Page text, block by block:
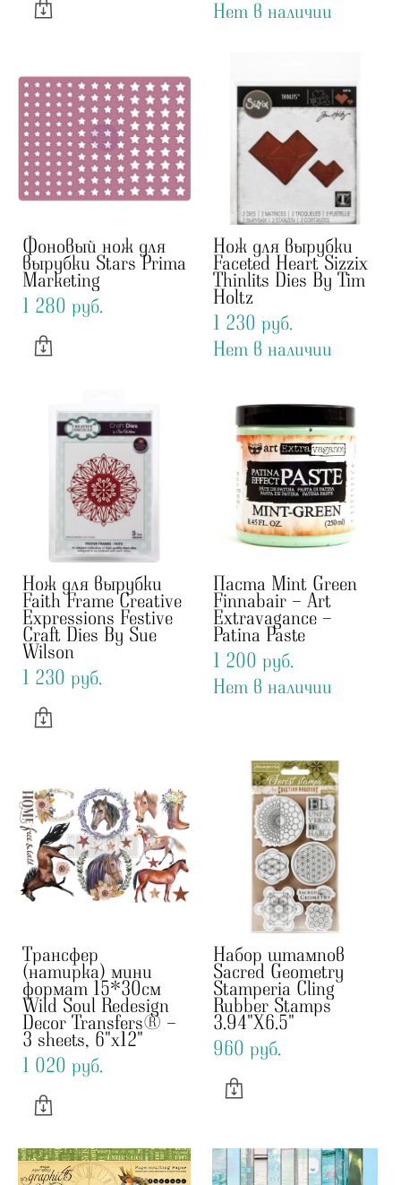
Нет в наличии
Фоновый нож для
вырубки Stars Prima
Marketing
1 280 pуб.
Нож для вырубки
Faceted Heart Sizzix
Thinlits Dies By Tim
Holtz
1 230 pуб.
Нет в наличии
Нож для вырубки
Faith Frame Creative
Expressions Festive
Craft Dies By Sue
Wilson
1 230 pуб.
Паста Mint Green
Finnabair - Art
Extravagance -
Patina Paste
1 200 pуб.
Нет в наличии
Трансфер
(натирка) мини
формат 15*30см
Wild Soul Redesign
Decor Transfers® -
3 sheets, 6"x12"
1 020 pуб.
Набор штампов
Sacred Geometry
Stamperia Cling
Rubber Stamps
3.94"X6.5"
960 pуб.